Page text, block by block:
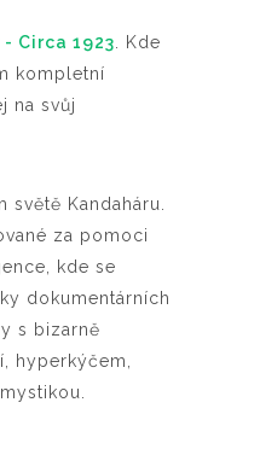
Circa 1923 . Kde
kompletní
na svůj
světě Kandaháru.
za pomoci
kde se
dokumentárních
s bizarně
hyperkýčem,